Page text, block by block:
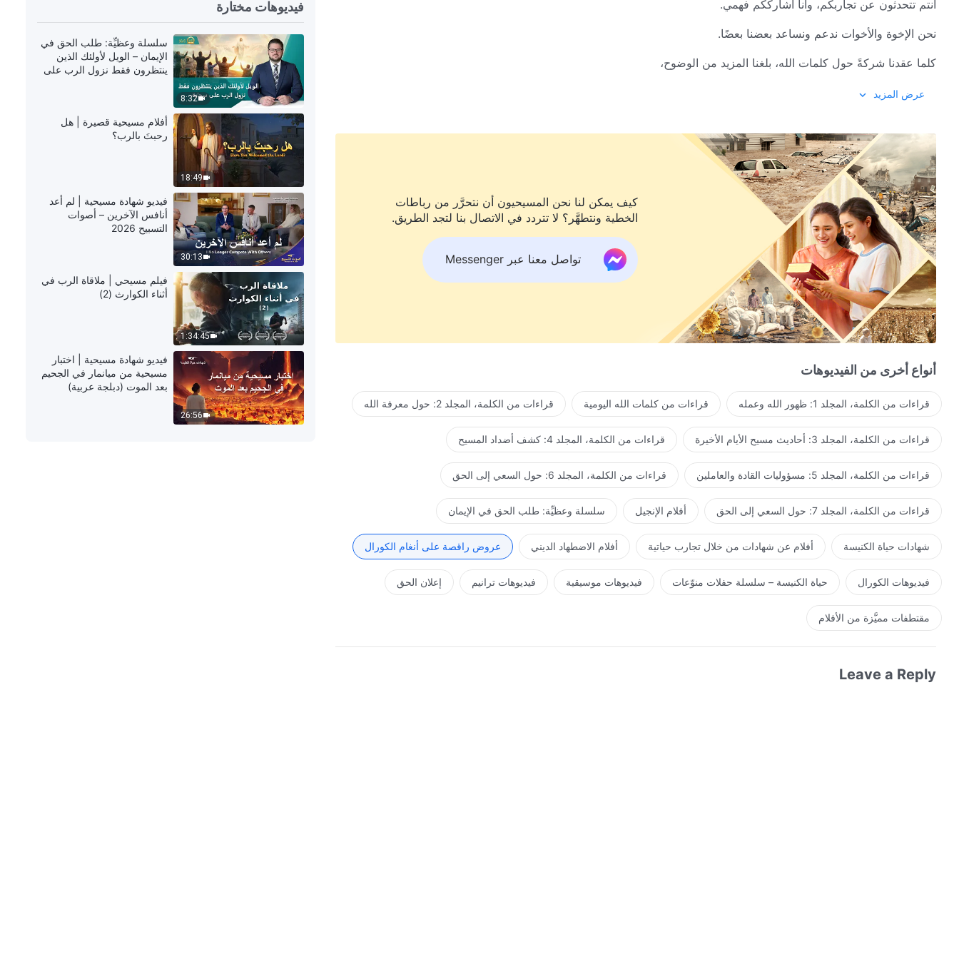
4:40
ترنيمة ورقصة – نسبّح نصر الله القدير
4:44
ترنيمة ورقصة – انظر مَن يقدم شهادة
صالحة لله
4:14
ترنيمة ورقصة – أعظم سعادة هي محبة
الله بحقٍ
4:09
ترنيمة ورقصة – حياتي تتحرر وتنعتق
3:28
ترنيمة ورقصة – مناظر الملكوت جديدةٌ
دائمًا
أنتم تتحدثون عن تجاربكم، وأنا أشارككم فهمي.
نحن الإخوة والأخوات ندعم ونساعد بعضنا بعضًا.
كلما عقدنا شركةً حول كلمات الله، بلغنا المزيد من الوضوح،
وربحنا الاستنارة والإضاءة من الروح القُدُس.
بصلاتنا إلى الله وطلبنا بإخلاص، نتحدث إليه بصراحة ومن القلب.
لا يهتم الله بمدى عمق فهمنا للحق؛ ويفرح متى ما تكلمنا بما في قلوبنا.
حياة الكنيسة تجلب مثل هذا الفرح العظيم؛ فننمو تدريجيًا في حياتنا.
ملكوت المسيح هو بيتنا. أولئك الذين يحبون الله يسبحونه إلى الأبد.
2
نحن الإخوة والأخوات أتينا أمام الله.
أكل كلماته وشربها فرح.
نحن نفهم مقاصد الله المُضْنِيَة،
ونفهم أن كل ما يفعله هو لمساعدتنا في بلوغ الحق والحياة.
من خلال اختبار كلماته وممارسة الحق،
نربح المزيد من الحق والمزيد من الواقع.
نتمِّم واجباتنا ونقدم إخلاصنا، مقدمين الشهادة الصالحة لإرضاء مقاصد الله.
حياة الكنيسة تجلب مثل هذا الفرح العظيم؛ فننمو تدريجيًا في حياتنا.
ملكوت المسيح هو بيتنا. أولئك الذين يحبون الله يسبحونه إلى الأبد.
من اتبعوا الحمل ورنموا ترنيمات جديدة
عرض المزيد
كيف يمكن لنا نحن المسيحيون أن نتحرَّر من رباطات
الخطية ونتطهَّر؟ لا تتردد في الاتصال بنا لتجد الطريق.
تواصل معنا عبر Messenger
أنواع أخرى من الفيديوهات
قراءات من الكلمة، المجلد 1: ظهور الله وعمله قراءات من كلمات الله اليومية قراءات من الكلمة، المجلد 2: حول معرفة الله
قراءات من الكلمة، المجلد 3: أحاديث مسيح الأيام الأخيرة قراءات من الكلمة، المجلد 4: كشف أضداد المسيح
قراءات من الكلمة، المجلد 5: مسؤوليات القادة والعاملين قراءات من الكلمة، المجلد 6: حول السعي إلى الحق
قراءات من الكلمة، المجلد 7: حول السعي إلى الحق أفلام الإنجيل سلسلة وعظيِّة: طلب الحق في الإيمان
شهادات حياة الكنيسة أفلام عن شهادات من خلال تجارب حياتية أفلام الاضطهاد الديني عروض راقصة على أنغام الكورال
فيديوهات الكورال حياة الكنيسة – سلسلة حفلات منوّعات فيديوهات موسيقية فيديوهات ترانيم إعلان الحق
مقتطفات مميَّزة من الأفلام
Leave a Reply
فيديوهات مختارة
8:32
سلسلة وعظيِّة: طلب الحق في
الإيمان – الويل لأولئك الذين
ينتظرون فقط نزول الرب على
18:49
أفلام مسيحية قصيرة | هل
رحبتَ بالرب؟
30:13
فيديو شهادة مسيحية | لم أعد
أنافس الآخرين – أصوات
التسبيح 2026
1:34:45
فيلم مسيحي | ملاقاة الرب في
أثناء الكوارث (2)
26:56
فيديو شهادة مسيحية | اختبار
مسيحية من ميانمار في الجحيم
بعد الموت (دبلجة عربية)